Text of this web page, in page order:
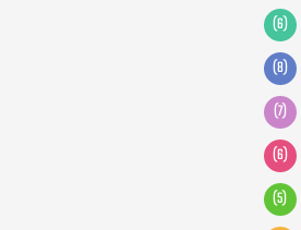
(6)
(8)
(7)
(6)
(5)